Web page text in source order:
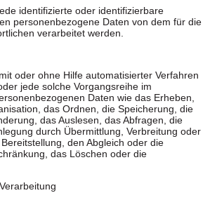
identifizierte oder identifizierbare
personenbezogene Daten von dem für die
verarbeitet werden.
oder ohne Hilfe automatisierter Verfahren
jede solche Vorgangsreihe im
Daten wie das Erheben,
das Ordnen, die Speicherung, die
das Auslesen, das Abfragen, die
durch Übermittlung, Verbreitung oder
den Abgleich oder die
das Löschen oder die